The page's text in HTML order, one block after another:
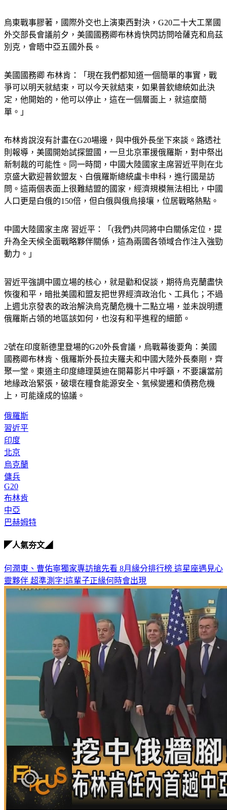
烏東戰事膠著，國際外交也上演東西對決，G20二十大工業國
外交部長會議前夕，美國國務卿布林肯快閃訪問哈薩克和烏茲
別克，會晤中亞五國外長。
美國國務卿 布林肯：「現在我們都知道一個簡單的事實，戰
爭可以明天就結束，可以今天就結束，如果普欽總統如此決
定，他開始的，他可以停止，這在一個層面上，就這麼簡
單。」
布林肯說沒有計畫在G20場邊，與中俄外長坐下來談。路透社
則報導，美國開始試探盟國，一旦北京軍援俄羅斯，對中祭出
新制裁的可能性。同一時間，中國大陸國家主席習近平則在北
京盛大歡迎普欽盟友、白俄羅斯總統盧卡申科，進行國是訪
問。這兩個表面上很難結盟的國家，經濟規模無法相比，中國
人口更是白俄的150倍，但白俄與俄烏接壤，位居戰略熱點。
中國大陸國家主席 習近平：「(我們)共同將中白關係定位，提
升為全天候全面戰略夥伴關係，這為兩國各領域合作注入強勁
動力。」
習近平強調中國立場的核心，就是勸和促談，期待烏克蘭盡快
恢復和平，暗批美國和盟友把世界經濟政治化、工具化；不過
上週北京發表的政治解決烏克蘭危機十二點立場，並未說明遭
俄羅斯占領的地區該如何，也沒有和平進程的細節。
2號在印度新德里登場的G20外長會議，烏戰幕後要角：美國
國務卿布林肯、俄羅斯外長拉夫羅夫和中國大陸外長秦剛，齊
聚一堂。東道主印度總理莫迪在開幕影片中呼籲，不要讓當前
地緣政治緊張，破壞在糧食能源安全、氣候變遷和債務危機
上，可能達成的協議。
俄羅斯
習近平
印度
北京
烏克蘭
傭兵
G20
布林肯
中亞
巴赫姆特
◤人氣夯文◢
何潤東、曹佑寧獨家專訪搶先看 8月緣分排行榜 這星座遇見心
靈夥伴 超準測字!這輩子正緣何時會出現